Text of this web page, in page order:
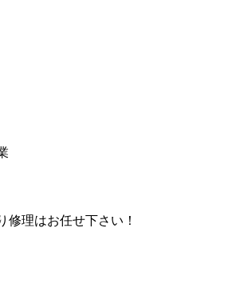
修理はお任せ下さい！